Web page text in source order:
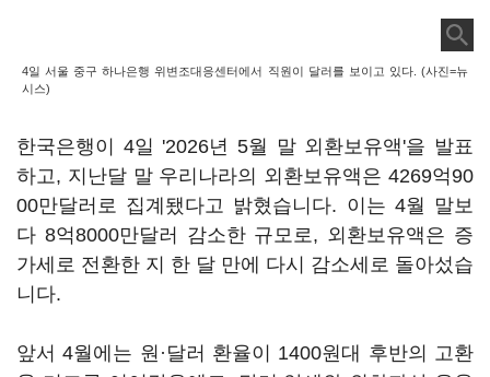
4일 서울 중구 하나은행 위변조대응센터에서 직원이 달러를 보이고 있다. (사진=뉴
시스)
한국은행이 4일 '2026년 5월 말 외환보유액'을 발표
하고, 지난달 말 우리나라의 외환보유액은 4269억90
00만달러로 집계됐다고 밝혔습니다. 이는 4월 말보
다 8억8000만달러 감소한 규모로, 외환보유액은 증
가세로 전환한 지 한 달 만에 다시 감소세로 돌아섰습
니다.
앞서 4월에는 원·달러 환율이 1400원대 후반의 고환